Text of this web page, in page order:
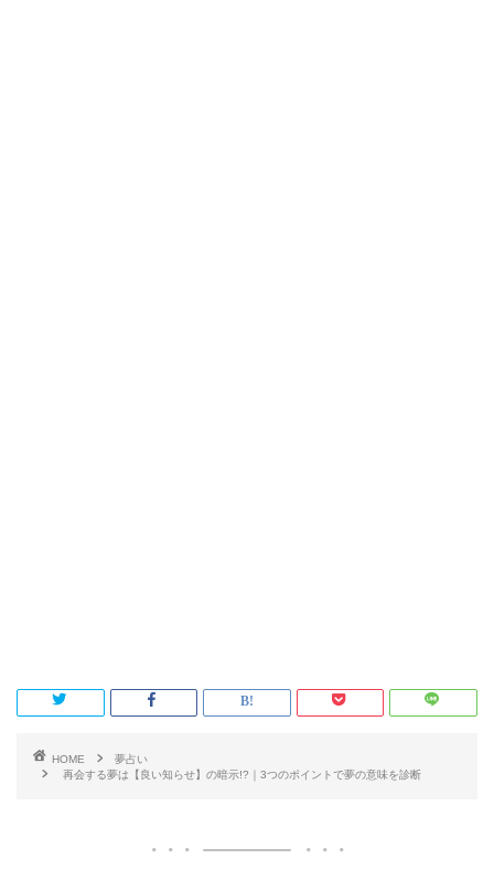
HOME
夢占い
再会する夢は【良い知らせ】の暗示!?｜3つのポイントで夢の意味を診断